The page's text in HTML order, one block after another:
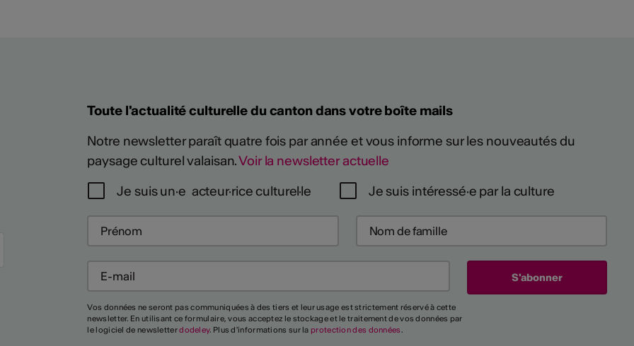
Toute l'actualité culturelle du canton dans votre boîte mails
Notre newsletter paraît quatre fois par année et vous informe sur les nouveautés du
paysage culturel valaisan.Voir la newsletter actuelle
Je suis un·e acteur·rice culturel·le
Je suis intéressé·e par la culture
Vos données ne seront pas communiquées à des tiers et leur usage est strictement réservé à cette
newsletter. En utilisant ce formulaire, vous acceptez le stockage et le traitement de vos données par
le logiciel de newsletterdodeley. Plus d'informations sur la protection des données.